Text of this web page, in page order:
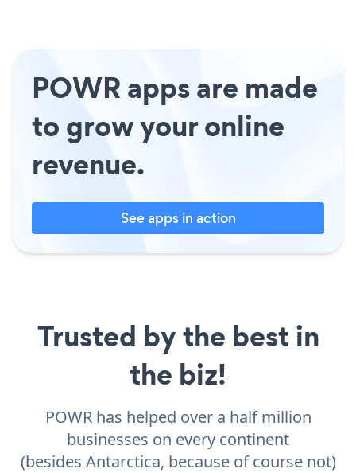
POWR apps are made
to grow your online
revenue.
See apps in action
Trusted by the best in
the biz!
POWR has helped over a half million
businesses on every continent
(besides Antarctica, because of course not)